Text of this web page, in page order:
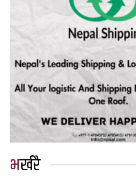
भर्खरै